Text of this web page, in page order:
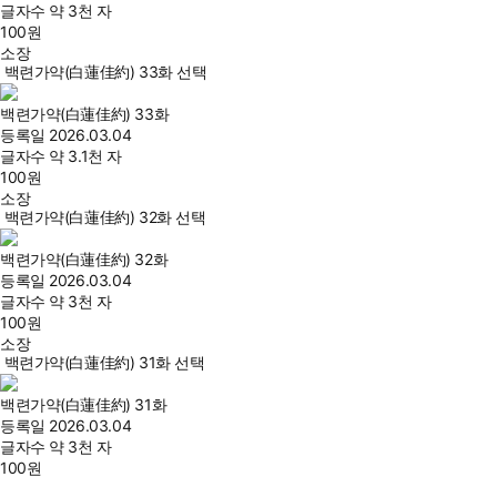
글자수 약 3천 자
100원
소장
백련가약(白蓮佳約) 33화 선택
백련가약(白蓮佳約) 33화
등록일 2026.03.04
글자수 약 3.1천 자
100원
소장
백련가약(白蓮佳約) 32화 선택
백련가약(白蓮佳約) 32화
등록일 2026.03.04
글자수 약 3천 자
100원
소장
백련가약(白蓮佳約) 31화 선택
백련가약(白蓮佳約) 31화
등록일 2026.03.04
글자수 약 3천 자
100원